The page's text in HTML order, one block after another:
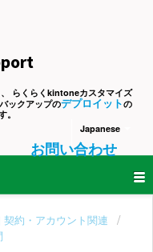
、 らくらくkintoneカスタマイズ
ックアップのデプロイットの
。
Japanese
お問い合わせ
約・アカウント関連